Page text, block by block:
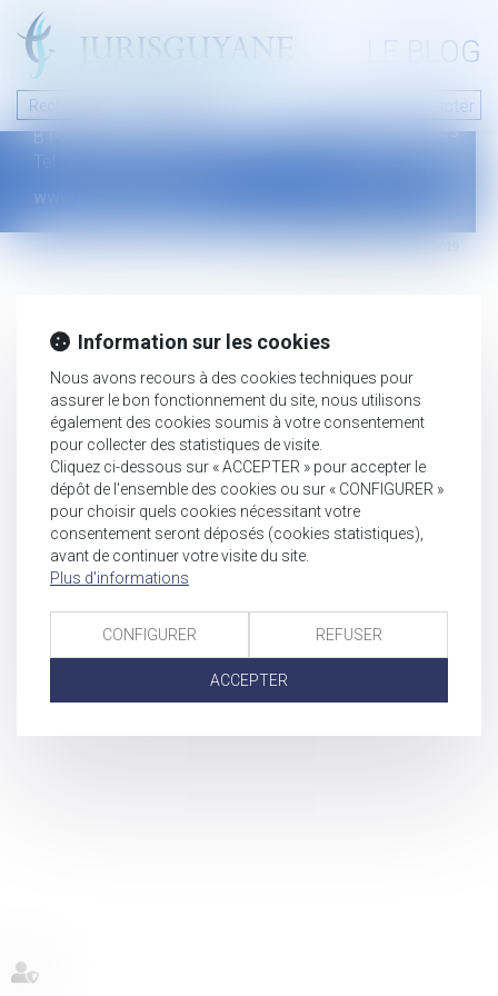
LE BLOG
Nous contacter
46 avenue de la liberté
B.P.315 - 97327 Cayenne Cedex
Tel : +594 594 29 45 35
www.jurisguyane.com
Mentions légales
Information sur les cookies
Nous avons recours à des cookies techniques pour
assurer le bon fonctionnement du site, nous utilisons
également des cookies soumis à votre consentement
pour collecter des statistiques de visite.
Cliquez ci-dessous sur « ACCEPTER » pour accepter le
dépôt de l'ensemble des cookies ou sur « CONFIGURER »
pour choisir quels cookies nécessitant votre
consentement seront déposés (cookies statistiques),
avant de continuer votre visite du site.
Plus d'informations
CONFIGURER REFUSER
ACCEPTER